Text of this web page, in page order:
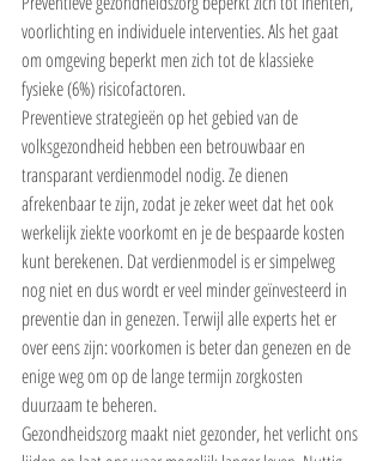
voorlichting en individuele interventies. Als het gaat
om omgeving beperkt men zich tot de klassieke
fysieke (6%) risicofactoren.
Preventieve strategieën op het gebied van de
volksgezondheid hebben een betrouwbaar en
transparant verdienmodel nodig. Ze dienen
afrekenbaar te zijn, zodat je zeker weet dat het ook
werkelijk ziekte voorkomt en je de bespaarde kosten
kunt berekenen. Dat verdienmodel is er simpelweg
nog niet en dus wordt er veel minder geïnvesteerd in
preventie dan in genezen. Terwijl alle experts het er
over eens zijn: voorkomen is beter dan genezen en de
enige weg om op de lange termijn zorgkosten
duurzaam te beheren.
Gezondheidszorg maakt niet gezonder, het verlicht ons